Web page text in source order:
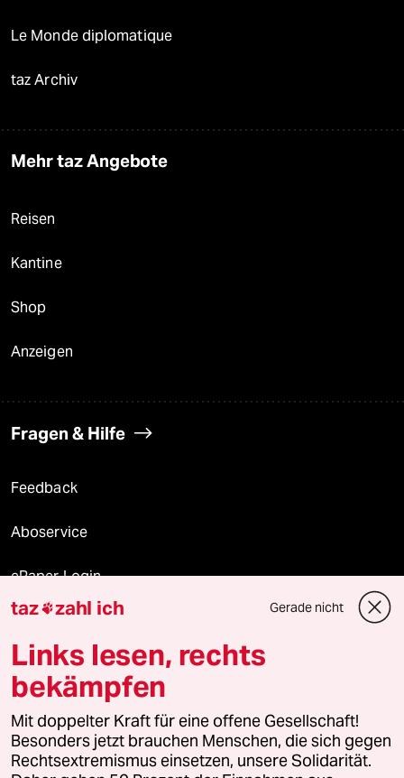
Le Monde diplomatique
taz Archiv
Mehr taz Angebote
Reisen
Kantine
Shop
Anzeigen
Fragen & Hilfe
Feedback
Aboservice
ePaper Login
Downloads für Abonnierende
© 2026 taz Verlags und Vertriebs GmbH
Alle Rechte vorbehalten. Bei rechtlichen Fragen oder für Genehmigungen
wenden Sie sich bitte an
lizenzen@taz.de
taz zahl ich Gerade nicht
Links lesen, rechts
bekämpfen
Mit doppelter Kraft für eine offene Gesellschaft!
Besonders jetzt brauchen Menschen, die sich gegen
Rechtsextremismus einsetzen, unsere Solidarität.